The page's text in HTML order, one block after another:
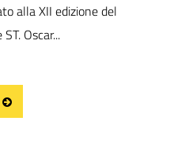
alla XII edizione del
Oscar...